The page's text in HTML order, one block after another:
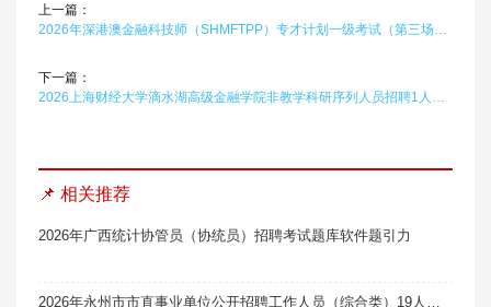
上一篇：
下一篇：
📌 相关推荐
2026年广西统计协管员（协统员）招聘考试题库软件题引力